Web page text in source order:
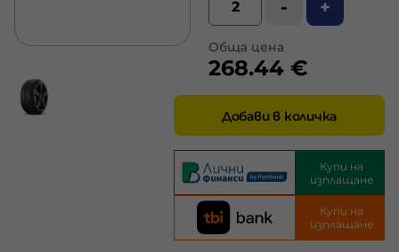
- +
Обща цена
268.44 €
Добави в количка
Купи на
изплащане
Купи на
изплащане